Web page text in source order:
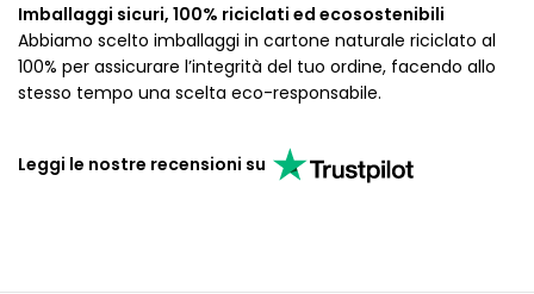
Imballaggi sicuri, 100% riciclati ed ecosostenibili
Abbiamo scelto imballaggi in cartone naturale riciclato al
100% per assicurare l’integrità del tuo ordine, facendo allo
stesso tempo una scelta eco-responsabile.
Leggi le nostre recensioni su